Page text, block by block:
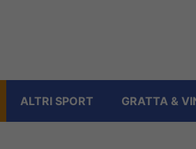
ALTRI SPORT GRATTA &